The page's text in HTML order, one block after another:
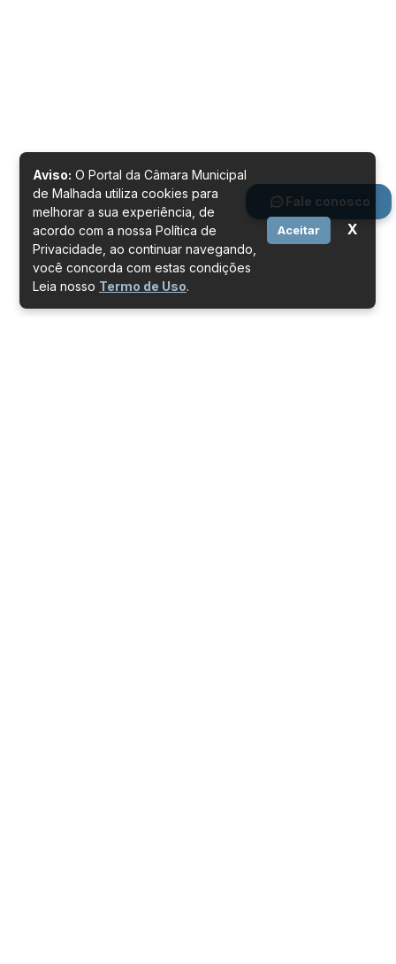
Fale conosco
Aviso: O Portal da Câmara Municipal
de Malhada utiliza cookies para
melhorar a sua experiência, de
acordo com a nossa Política de
Privacidade, ao continuar navegando,
você concorda com estas condições
Leia nosso Termo de Uso.
Aceitar X